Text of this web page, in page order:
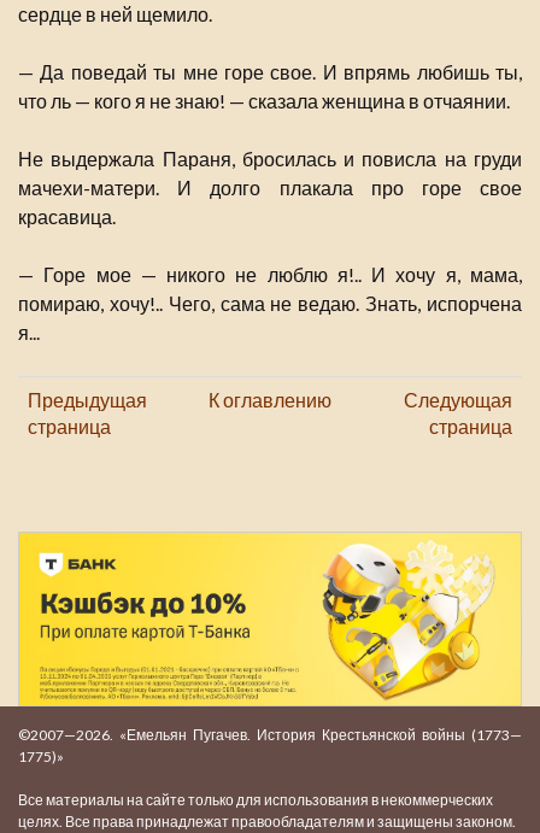
сердце в ней щемило.
— Да поведай ты мне горе свое. И впрямь любишь ты,
что ль — кого я не знаю! — сказала женщина в отчаянии.
Не выдержала Параня, бросилась и повисла на груди
мачехи-матери. И долго плакала про горе свое
красавица.
— Горе мое — никого не люблю я!.. И хочу я, мама,
помираю, хочу!.. Чего, сама не ведаю. Знать, испорчена
я...
Предыдущая
страница
К оглавлению
Следующая
страница
©2007—2026. «Емельян Пугачев. История Крестьянской войны (1773—
1775)»
Все материалы на сайте только для использования в некоммерческих
целях. Все права принадлежат правообладателям и защищены законом.